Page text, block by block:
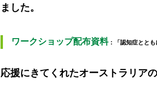
ました。
ワークショップ配布資料：「認知症ととも
応援にきてくれたオーストラリア